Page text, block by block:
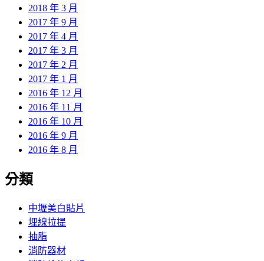
2018 年 3 月
2017 年 9 月
2017 年 4 月
2017 年 3 月
2017 年 2 月
2017 年 1 月
2016 年 12 月
2016 年 11 月
2016 年 10 月
2016 年 9 月
2016 年 8 月
分類
中壢美白貼片
埋線拉提
抽脂
消防器材